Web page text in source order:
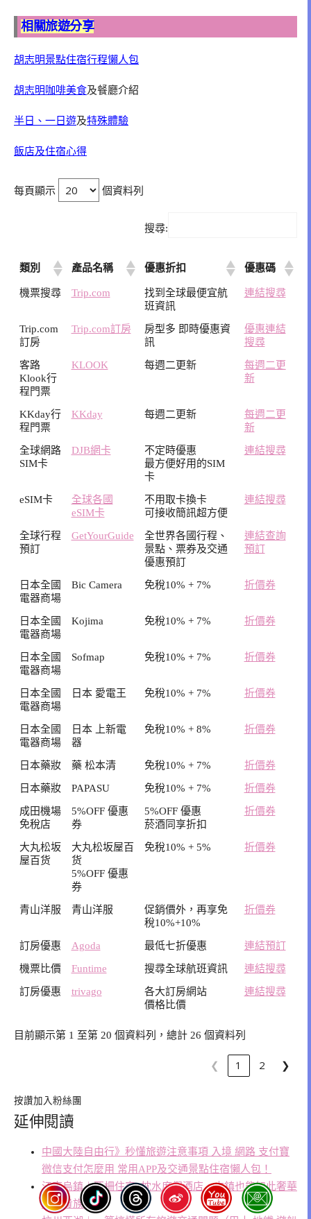
相關旅遊分享
胡志明景點住宿行程懶人包
胡志明咖啡美食及餐廳介紹
半日、一日遊及特殊體驗
飯店及住宿心得
每頁顯示 個資料列
搜尋:
類別 產品名稱 優惠折扣 優惠碼
機票搜尋 Trip.com
找到全球最便宜航
班資訊
連結搜尋
Trip.com
訂房
Trip.com訂房
房型多 即時優惠資
訊
優惠連結
搜尋
客路
Klook行
程門票
KLOOK 每週二更新
每週二更
新
KKday行
程門票
KKday 每週二更新
每週二更
新
全球網路
SIM卡
DJB網卡
不定時優惠
最方便好用的SIM
卡
連結搜尋
eSIM卡
全球各國
eSIM卡
不用取卡換卡
可接收簡訊超方便
連結搜尋
全球行程
預訂
GetYourGuide
全世界各國行程、
景點、票券及交通
優惠預訂
連結查詢
預訂
日本全國
電器商場
Bic Camera 免稅10% + 7% 折價券
日本全國
電器商場
Kojima 免稅10% + 7% 折價券
日本全國
電器商場
Sofmap 免稅10% + 7% 折價券
日本全國
電器商場
日本 愛電王 免稅10% + 7% 折價券
日本全國
電器商場
日本 上新電
器
免稅10% + 8% 折價券
日本藥妝 藥 松本清 免稅10% + 7% 折價券
日本藥妝 PAPASU 免稅10% + 7% 折價券
成田機場
免稅店
5%OFF 優惠
券
5%OFF 優惠
菸酒同享折扣
折價券
大丸松坂
屋百货
大丸松坂屋百
货
5%OFF 優惠
券
免稅10% + 5% 折價券
青山洋服 青山洋服
促銷價外，再享免
稅10%+10%
折價券
訂房優惠 Agoda 最低七折優惠 連結預訂
機票比價 Funtime 搜尋全球航班資訊 連結搜尋
訂房優惠 trivago
各大訂房網站
價格比價
連結搜尋
目前顯示第 1 至第 20 個資料列，總計 26 個資料列
❮ 1 2 ❯
按讚加入粉絲團
延伸閱讀
中國大陸自由行》秒懂旅遊注意事項 入境 網路 支付寶
微信支付怎麼用 常用APP及交通景點住宿懶人包！
江南烏鎮︱西柵住宿–枕水度假酒店，古鎮也能如此奢華
做個貴族夢！